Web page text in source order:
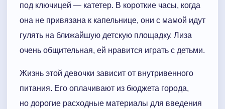
под ключицей — катетер. В короткие часы, когда
она не привязана к капельнице, они с мамой идут
гулять на ближайшую детскую площадку. Лиза
очень общительная, ей нравится играть с детьми.
Жизнь этой девочки зависит от внутривенного
питания. Его оплачивают из бюджета города,
но дорогие расходные материалы для введения